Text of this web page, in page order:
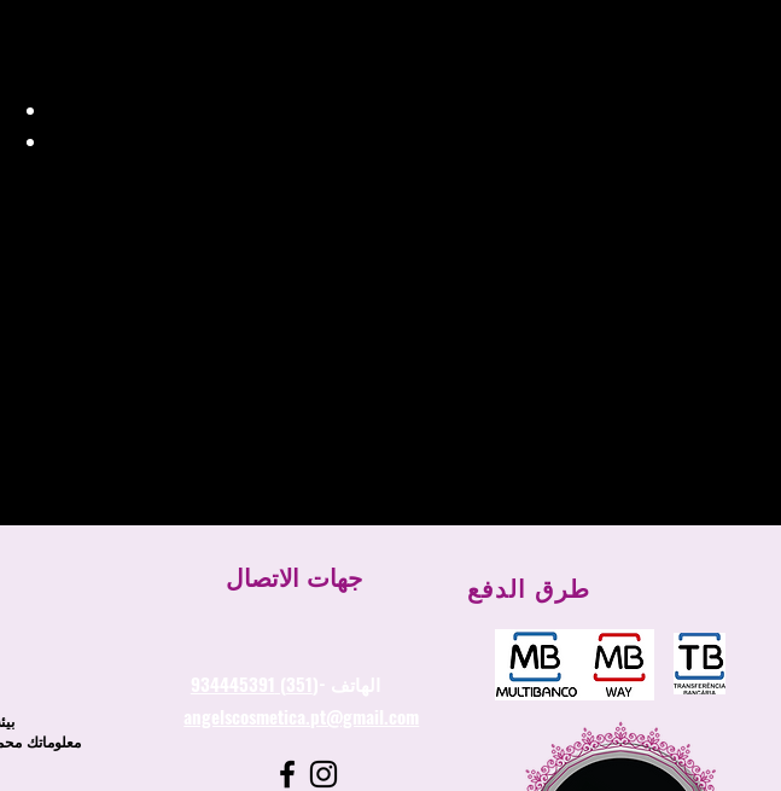
جهات الاتصال
الهاتف -(351) 934445391
angelscosmetica.pt@gmail.com
طرق الدفع